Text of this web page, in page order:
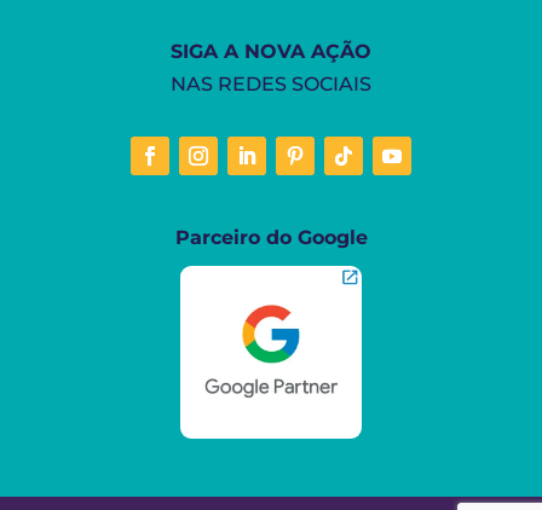
SIGA A NOVA AÇÃO
NAS REDES SOCIAIS
Parceiro do Google